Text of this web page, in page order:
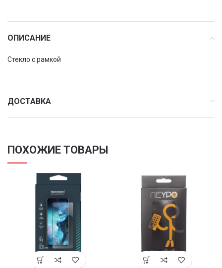
ОПИСАНИЕ
Стекло с рамкой
ДОСТАВКА
ПОХОЖИЕ ТОВАРЫ